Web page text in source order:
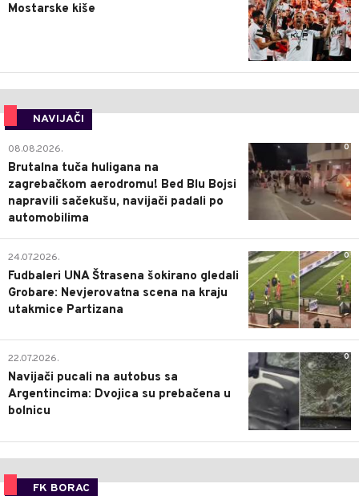
Mostarske kiše
NAVIJAČI
0
08.08.2026.
Brutalna tuča huligana na
zagrebačkom aerodromu! Bed Blu Bojsi
napravili sačekušu, navijači padali po
automobilima
0
24.07.2026.
Fudbaleri UNA Štrasena šokirano gledali
Grobare: Nevjerovatna scena na kraju
utakmice Partizana
0
22.07.2026.
Navijači pucali na autobus sa
Argentincima: Dvojica su prebačena u
bolnicu
FK BORAC